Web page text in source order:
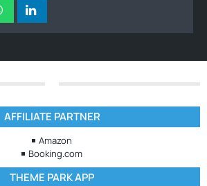
AFFILIATE PARTNER
Amazon
Booking.com
THEME PARK APP